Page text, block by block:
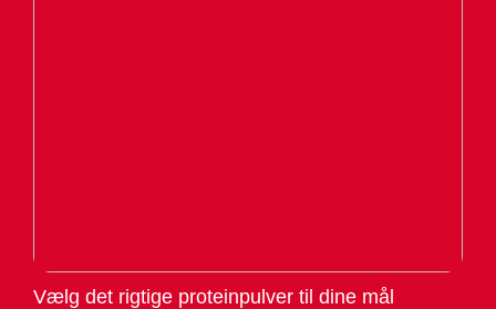
Vælg det rigtige proteinpulver til dine mål